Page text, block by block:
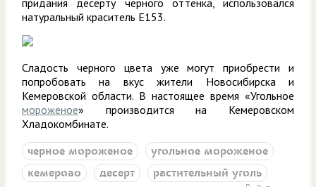
придания десерту черного оттенка, использовался
натуральный краситель E153.
Сладость черного цвета уже могут приобрести и
попробовать на вкус жители Новосибирска и
Кемеровской области. В настоящее время «Угольное
мороженое» производится на Кемеровском
Хладокомбинате.
черное мороженое
угольное мороженое
кемерово
десерт растительный уголь